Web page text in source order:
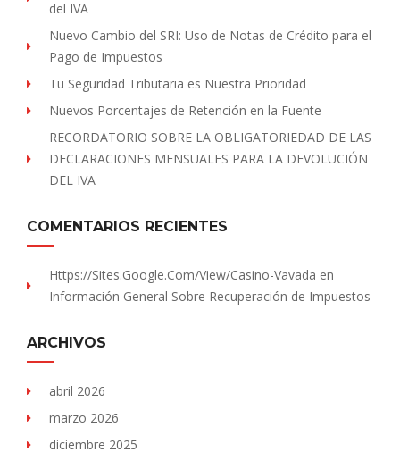
del IVA
Nuevo Cambio del SRI: Uso de Notas de Crédito para el
Pago de Impuestos
Tu Seguridad Tributaria es Nuestra Prioridad
Nuevos Porcentajes de Retención en la Fuente
RECORDATORIO SOBRE LA OBLIGATORIEDAD DE LAS
DECLARACIONES MENSUALES PARA LA DEVOLUCIÓN
DEL IVA
COMENTARIOS RECIENTES
Https://sites.Google.com/view/Casino-Vavada en
Información General Sobre Recuperación de Impuestos
ARCHIVOS
abril 2026
marzo 2026
diciembre 2025